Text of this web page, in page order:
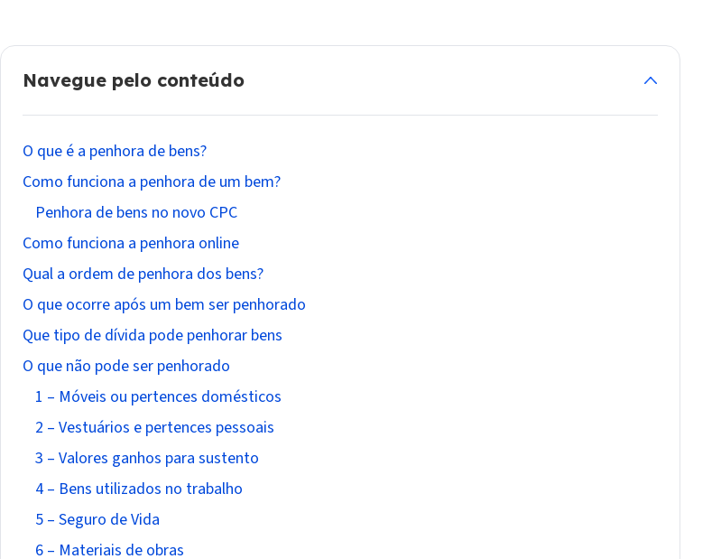
Navegue pelo conteúdo
O que é a penhora de bens?
Como funciona a penhora de um bem?
Penhora de bens no novo CPC
Como funciona a penhora online
Qual a ordem de penhora dos bens?
O que ocorre após um bem ser penhorado
Que tipo de dívida pode penhorar bens
O que não pode ser penhorado
1 – Móveis ou pertences domésticos
2 – Vestuários e pertences pessoais
3 – Valores ganhos para sustento
4 – Bens utilizados no trabalho
5 – Seguro de Vida
6 – Materiais de obras